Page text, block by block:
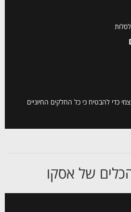
כדי להבטיח כי כל החלקים החיוניים
של אסקו